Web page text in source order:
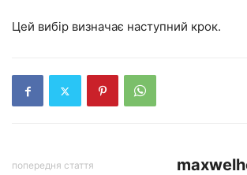
Цей вибір визначає наступний крок.
попередня стаття